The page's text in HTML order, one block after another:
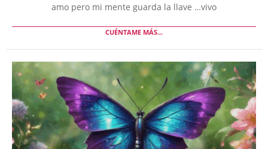
amo pero mi mente guarda la llave …vivo
CUÉNTAME MÁS...